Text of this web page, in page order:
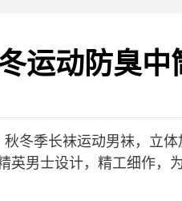
运动防臭中
冬季长袜运动男袜，立体
英男士设计，精工细作，